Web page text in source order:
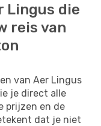
Lingus die
reis van
van Aer Lingus
je direct alle
prijzen en de
dat je niet